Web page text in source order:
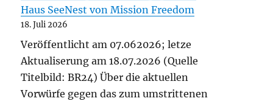
Haus SeeNest von Mission Freedom
18. Juli 2026
Veröffentlicht am 07.062026; letze
Aktualiserung am 18.07.2026 (Quelle
Titelbild: BR24) Über die aktuellen
Vorwürfe gegen das zum umstrittenen